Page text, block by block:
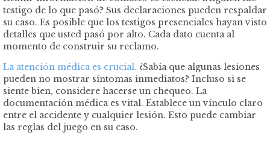
testigo de lo que pasó? Sus declaraciones pueden respaldar
su caso. Es posible que los testigos presenciales hayan visto
detalles que usted pasó por alto. Cada dato cuenta al
momento de construir su reclamo.
La atención médica es crucial. ¿Sabía que algunas lesiones
pueden no mostrar síntomas inmediatos? Incluso si se
siente bien, considere hacerse un chequeo. La
documentación médica es vital. Establece un vínculo claro
entre el accidente y cualquier lesión. Esto puede cambiar
las reglas del juego en su caso.